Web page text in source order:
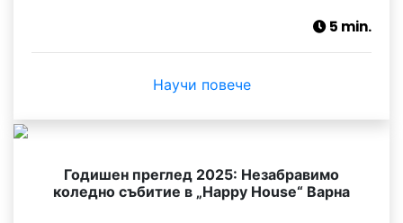
5 min.
Научи повече
Годишен преглед 2025: Незабравимо
коледно събитие в „Happy House“ Варна